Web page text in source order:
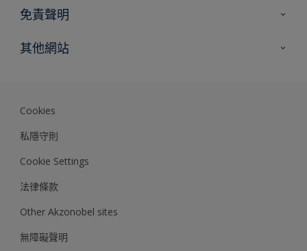
尋找顏色
專家見解
免責聲明
色彩準確度
其他網站
Cookies
私隱守則
Cookie Settings
法律條款
Other Akzonobel sites
無障礙聲明